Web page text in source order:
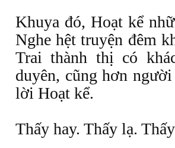
Khuya đó, Hoạt kể
Nghe hệt truyện đêm
Trai thành thị có
duyên, cũng hơn
lời Hoạt kể.
Thấy hay. Thấy lạ.